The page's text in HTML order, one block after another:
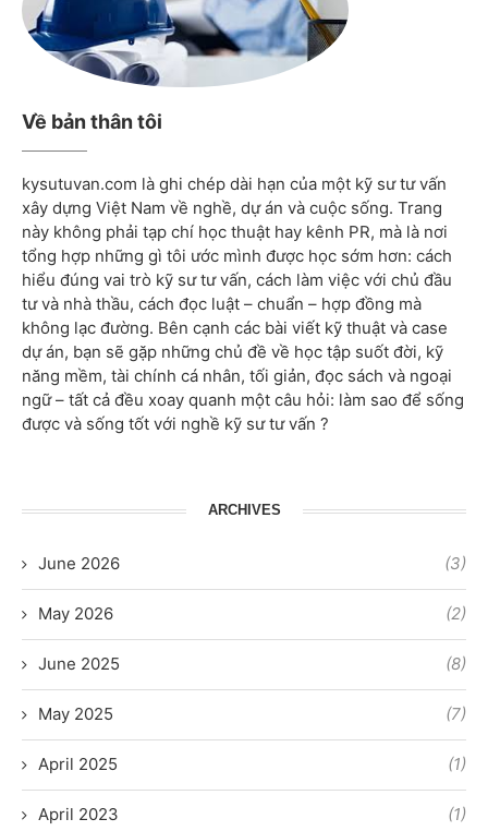
Về bản thân tôi
kysutuvan.com là ghi chép dài hạn của một kỹ sư tư vấn
xây dựng Việt Nam về nghề, dự án và cuộc sống. Trang
này không phải tạp chí học thuật hay kênh PR, mà là nơi
tổng hợp những gì tôi ước mình được học sớm hơn: cách
hiểu đúng vai trò kỹ sư tư vấn, cách làm việc với chủ đầu
tư và nhà thầu, cách đọc luật – chuẩn – hợp đồng mà
không lạc đường. Bên cạnh các bài viết kỹ thuật và case
dự án, bạn sẽ gặp những chủ đề về học tập suốt đời, kỹ
năng mềm, tài chính cá nhân, tối giản, đọc sách và ngoại
ngữ – tất cả đều xoay quanh một câu hỏi: làm sao để sống
được và sống tốt với nghề kỹ sư tư vấn ?
ARCHIVES
June 2026 (3)
May 2026 (2)
June 2025 (8)
May 2025 (7)
April 2025 (1)
April 2023 (1)